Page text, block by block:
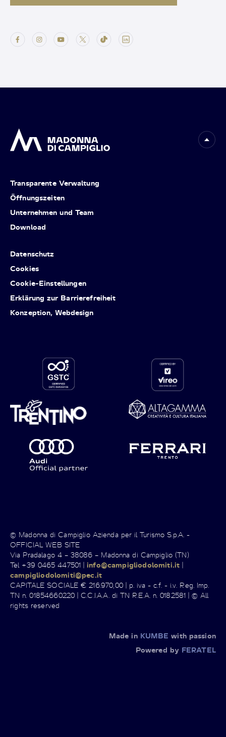
Transparente Verwaltung
Öffnungszeiten
Unternehmen und Team
Download
Datenschutz
Cookies
Cookie-Einstellungen
Erklärung zur Barrierefreiheit
Konzeption, Webdesign
© Madonna di Campiglio Azienda per il Turismo S.p.A. -
OFFICIAL WEB SITE
Via Pradalago 4 – 38086 – Madonna di Campiglio (TN)
Tel +39 0465 447501 |info@campigliodolomiti.it |
campigliodolomiti@pec.it
CAPITALE SOCIALE € 216.970,00 | p. iva - c.f. - i.v. Reg. Imp.
TN n. 01854660220 | C.C.I.A.A. di TN R.E.A. n. 0182581 | © All
rights reserved
Made in KUMBE with passion
Powered by FERATEL